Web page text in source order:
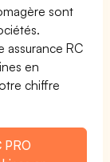
sont
assurance RC
en
chiffre
PRO